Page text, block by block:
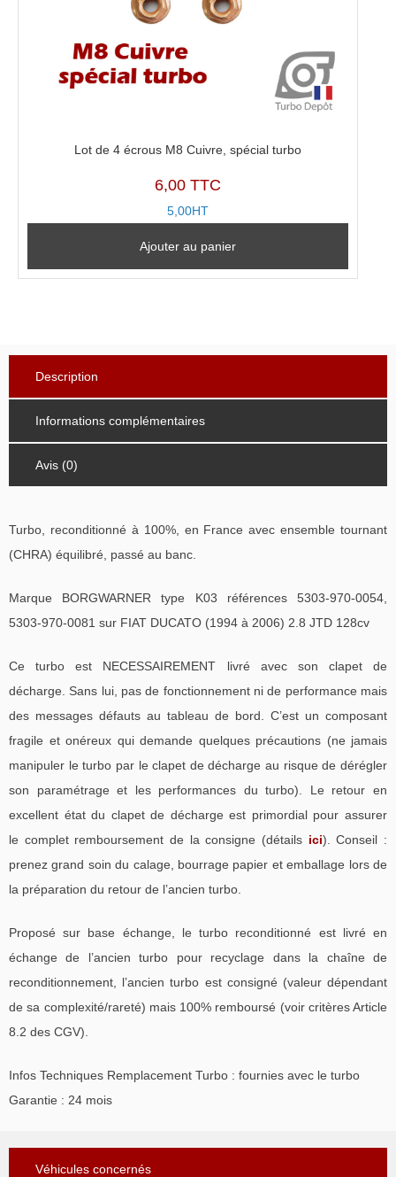
Lot de 4 écrous M8 Cuivre, spécial turbo
6,00 TTC
5,00HT
Ajouter au panier
Description
Informations complémentaires
Avis (0)
Turbo, reconditionné à 100%, en France avec ensemble tournant
(CHRA) équilibré, passé au banc.
Marque BORGWARNER type K03 références 5303-970-0054,
5303-970-0081 sur FIAT DUCATO (1994 à 2006) 2.8 JTD 128cv
Ce turbo est NECESSAIREMENT livré avec son clapet de
décharge. Sans lui, pas de fonctionnement ni de performance mais
des messages défauts au tableau de bord. C’est un composant
fragile et onéreux qui demande quelques précautions (ne jamais
manipuler le turbo par le clapet de décharge au risque de dérégler
son paramétrage et les performances du turbo). Le retour en
excellent état du clapet de décharge est primordial pour assurer
le complet remboursement de la consigne (détails ici). Conseil :
prenez grand soin du calage, bourrage papier et emballage lors de
la préparation du retour de l’ancien turbo.
Proposé sur base échange, le turbo reconditionné est livré en
échange de l’ancien turbo pour recyclage dans la chaîne de
reconditionnement, l’ancien turbo est consigné (valeur dépendant
de sa complexité/rareté) mais 100% remboursé (voir critères Article
8.2 des CGV).
Infos Techniques Remplacement Turbo : fournies avec le turbo
Garantie : 24 mois
Véhicules concernés